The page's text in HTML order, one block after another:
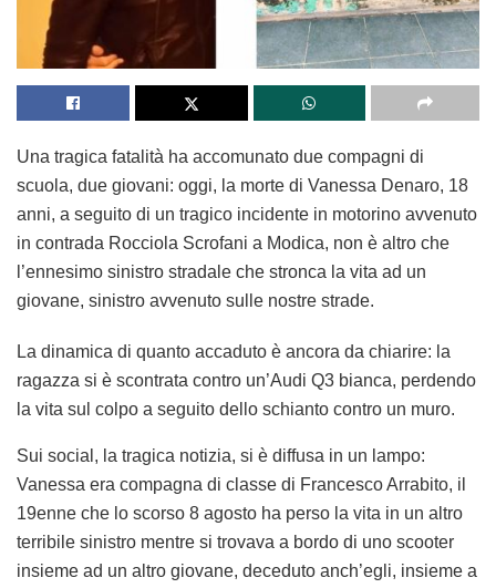
Una tragica fatalità ha accomunato due compagni di
scuola, due giovani: oggi, la morte di Vanessa Denaro, 18
anni, a seguito di un tragico incidente in motorino avvenuto
in contrada Rocciola Scrofani a Modica, non è altro che
l’ennesimo sinistro stradale che stronca la vita ad un
giovane, sinistro avvenuto sulle nostre strade.
La dinamica di quanto accaduto è ancora da chiarire: la
ragazza si è scontrata contro un’Audi Q3 bianca, perdendo
la vita sul colpo a seguito dello schianto contro un muro.
Sui social, la tragica notizia, si è diffusa in un lampo:
Vanessa era compagna di classe di Francesco Arrabito, il
19enne che lo scorso 8 agosto ha perso la vita in un altro
terribile sinistro mentre si trovava a bordo di uno scooter
insieme ad un altro giovane, deceduto anch’egli, insieme a